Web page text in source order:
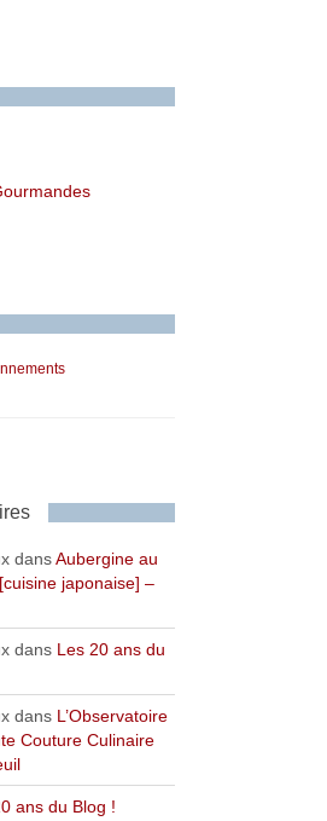
dansAubergine au
japonaise] –
dans Les 20 ans du
dans L’Observatoire
Couture Culinaire
ans du Blog !